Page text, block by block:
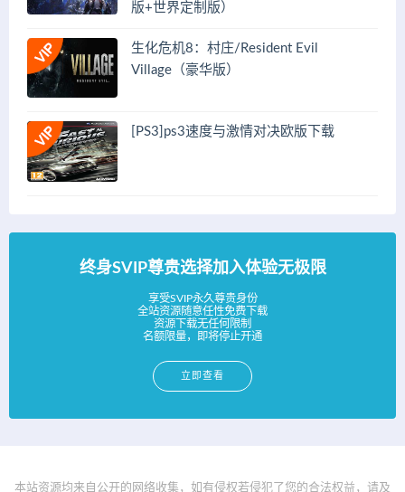
版+世界定制版）
生化危机8：村庄/Resident Evil
Village（豪华版）
[PS3]ps3速度与激情对决欧版下载
终身SVIP尊贵选择加入体验无极限
享受SVIP永久尊贵身份
全站资源随意任性免费下载
资源下载无任何限制
名额限量，即将停止开通
立即查看
本站资源均来自公开的网络收集，如有侵权若侵犯了您的合法权益，请及